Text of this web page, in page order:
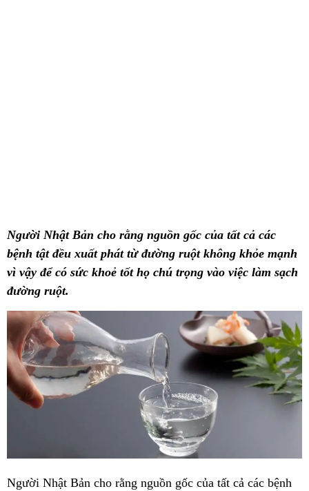
Người Nhật Bản cho rằng nguồn gốc của tất cả các
bệnh tật đều xuất phát từ đường ruột không khỏe mạnh
vì vậy để có sức khoẻ tốt họ chú trọng vào việc làm sạch
đường ruột.
Người Nhật Bản cho rằng nguồn gốc của tất cả các bệnh